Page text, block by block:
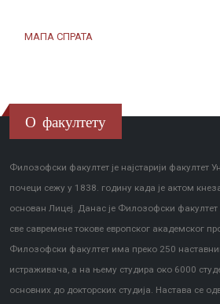
МАПА СПРАТА
О факултету
Филозофски факултет је најстарији факултет
почеци сежу у 1838. годину када је актом
основан Лицеј. Данас је Филозофски
све савремене токове европског академског
Филозофски факултет има преко 250
истраживача, а на њему студира око 6000
основних до докторских студија. Настава се